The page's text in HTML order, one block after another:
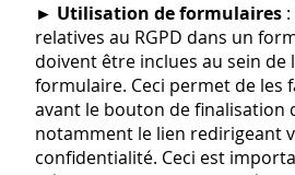
► Utilisation de formulaires
relatives au RGPD dans un
doivent être inclues au sein de
formulaire. Ceci permet de les
avant le bouton de finalisation
notamment le lien redirigeant
confidentialité. Ceci est